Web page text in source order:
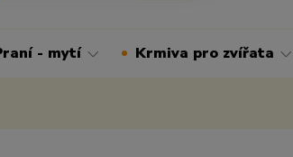
- mytí Krmiva pro zvířata